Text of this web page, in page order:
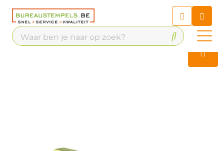
Chat 24/7 met onze chatbot
voor hulp
Contact